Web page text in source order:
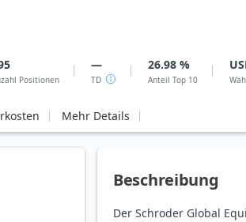
Positionen
—
TD
26.98 %
Anteil Top 10
Mehr Details
Beschreibung
Der Schroder Global